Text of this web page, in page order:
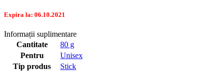
Expira la: 06.10.2021
Informații suplimentare
Cantitate
80 g
Pentru
Unisex
Tip produs
Stick